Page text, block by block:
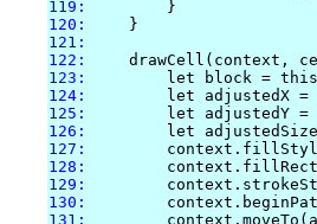
119:
120:
121:
122:
123:
124:
125:
126:
127:
128:
129:
130:
131: